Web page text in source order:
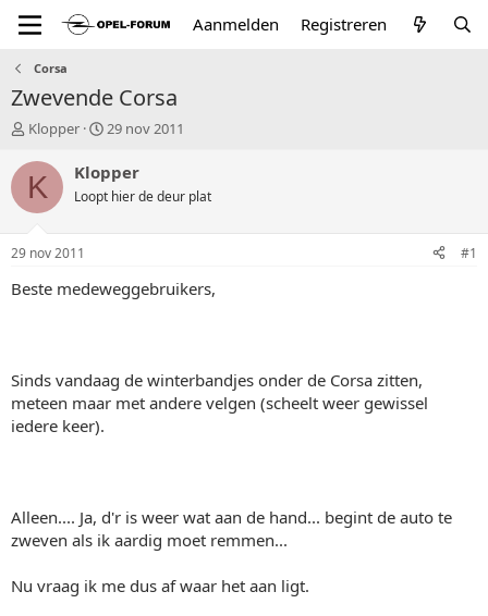
Aanmelden Registreren
Corsa
Zwevende Corsa
T
p
a
r
Klopper
S
a
t
u
29 nov 2011
K Klopper
Loopt hier de deur plat
29 nov 2011 #1
Beste medeweggebruikers,
Sinds vandaag de winterbandjes onder de Corsa zitten,
meteen maar met andere velgen (scheelt weer gewissel
iedere keer).
Alleen.... Ja, d'r is weer wat aan de hand... begint de auto te
zweven als ik aardig moet remmen...
Nu vraag ik me dus af waar het aan ligt.